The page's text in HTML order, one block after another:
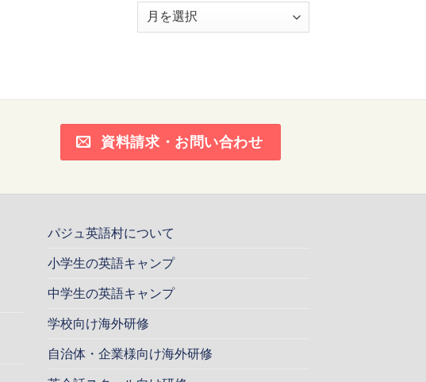
資料請求・お問い合わせ
パジュ英語村について
小学生の英語キャンプ
中学生の英語キャンプ
学校向け海外研修
自治体・企業様向け海外研修